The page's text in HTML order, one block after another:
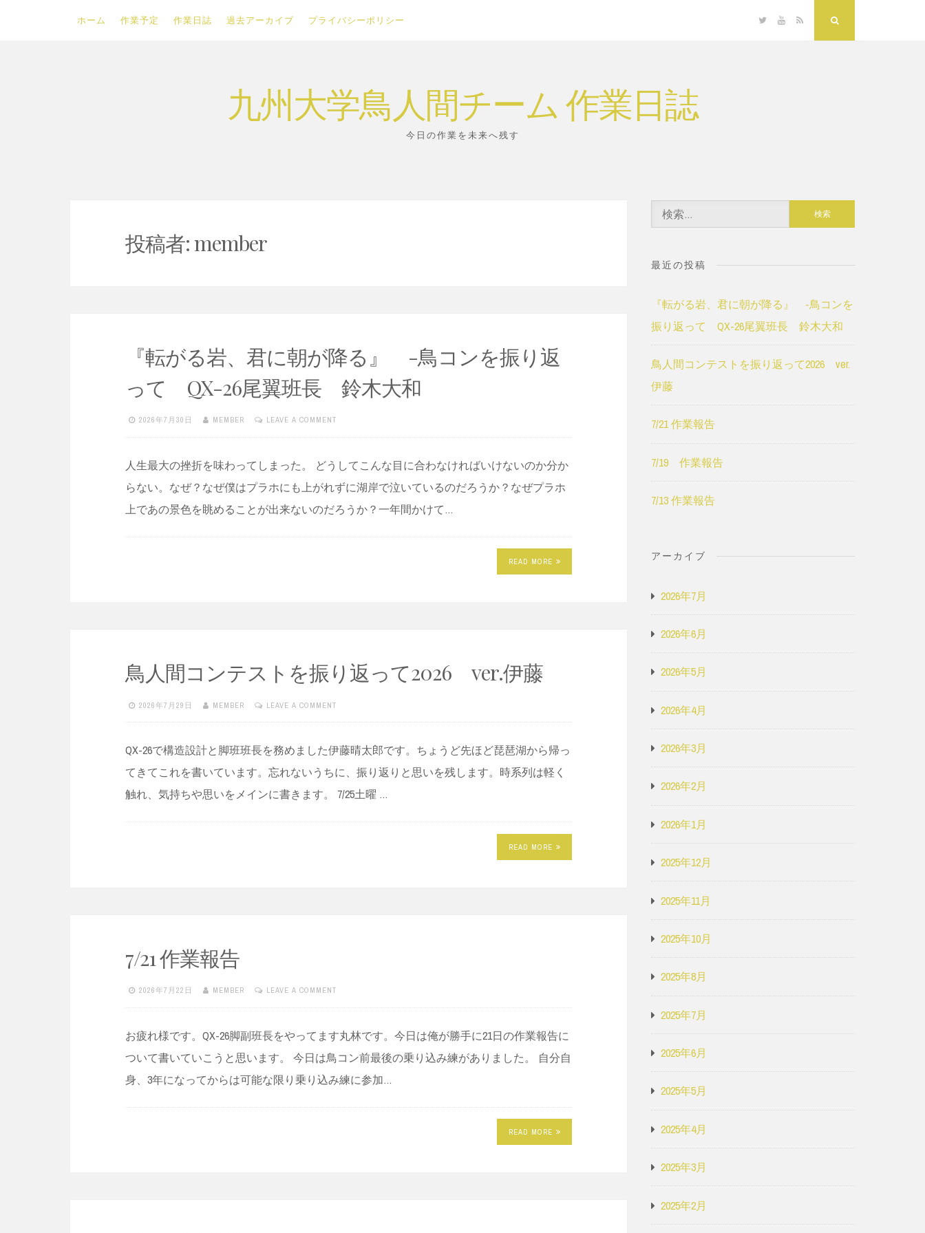
ホーム 作業予定 作業日誌 過去アーカイブ プライバシーポリシー TwitterYouTube
RSS
九州大学鳥人間チーム 作業日誌
今日の作業を未来へ残す
投稿者:member
『転がる岩、君に朝が降る』 -鳥コンを振り返
って QX-26尾翼班長 鈴木大和
2026年7月30日 MEMBER LEAVE A COMMENT
人生最大の挫折を味わってしまった。 どうしてこんな目に合わなければいけないのか分か
らない。なぜ？なぜ僕はプラホにも上がれずに湖岸で泣いているのだろうか？なぜプラホ
上であの景色を眺めることが出来ないのだろうか？一年間かけて…
READ MORE
鳥人間コンテストを振り返って2026 ver.伊藤
2026年7月29日 MEMBER LEAVE A COMMENT
QX-26で構造設計と脚班班長を務めました伊藤晴太郎です。ちょうど先ほど琵琶湖から帰っ
てきてこれを書いています。忘れないうちに、振り返りと思いを残します。時系列は軽く
触れ、気持ちや思いをメインに書きます。 7/25土曜 …
READ MORE
7/21 作業報告
2026年7月22日 MEMBER LEAVE A COMMENT
お疲れ様です。QX-26脚副班長をやってます丸林です。今日は俺が勝手に21日の作業報告に
ついて書いていこうと思います。 今日は鳥コン前最後の乗り込み練がありました。 自分自
身、3年になってからは可能な限り乗り込み練に参加…
READ MORE
索:
最近の投稿
『転がる岩、君に朝が降る』 -鳥コンを
振り返って QX-26尾翼班長 鈴木大和
鳥人間コンテストを振り返って2026 ver.
伊藤
7/21 作業報告
7/19 作業報告
7/13 作業報告
アーカイブ
2026年7月
2026年6月
2026年5月
2026年4月
2026年3月
2026年2月
2026年1月
2025年12月
2025年11月
2025年10月
2025年8月
2025年7月
2025年6月
2025年5月
2025年4月
2025年3月
2025年2月